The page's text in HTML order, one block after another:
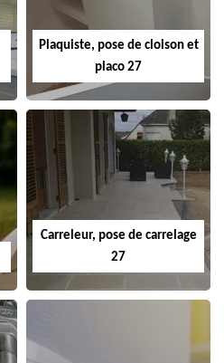
Plaquiste, pose de cloison et
placo 27
Carreleur, pose de carrelage
27